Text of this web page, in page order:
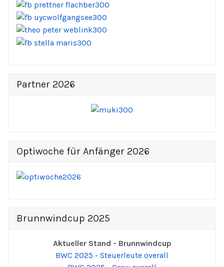
Partner 2026
Optiwoche für Anfänger 2026
Brunnwindcup 2025
Aktueller Stand - Brunnwindcup
BWC 2025 - Steuerleute overall